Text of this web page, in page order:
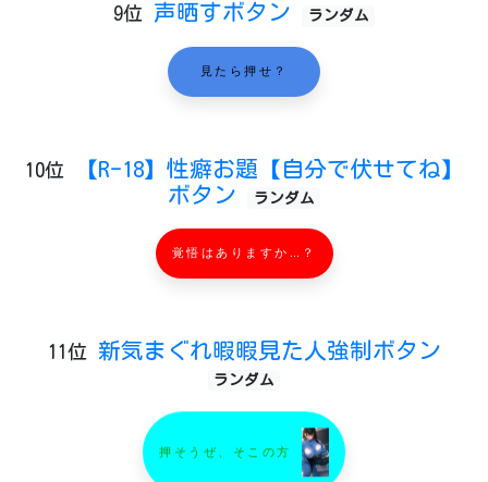
9位 声晒すボタン ランダム
見たら押せ？
10位
【R-18】性癖お題【自分で伏せてね】
ボタン
ランダム
覚悟はありますか…？
11位 新気まぐれ暇暇見た人強制ボタン
ランダム
押そうぜ、そこの方